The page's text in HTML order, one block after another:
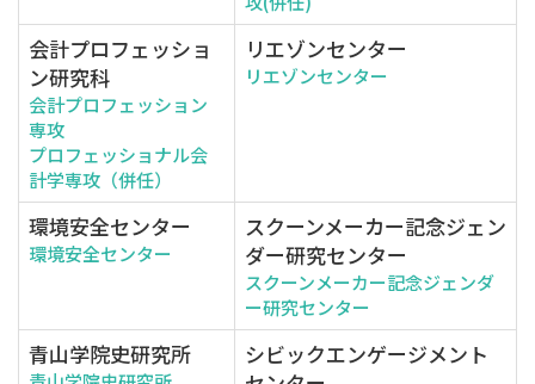
会計プロフェッショ
ン研究科
会計プロフェッション
専攻
プロフェッショナル会
計学専攻（併任）
リエゾンセンター
リエゾンセンター
環境安全センター
環境安全センター
スクーンメーカー記念ジェン
ダー研究センター
スクーンメーカー記念ジェンダ
ー研究センター
青山学院史研究所
シビックエンゲージメント